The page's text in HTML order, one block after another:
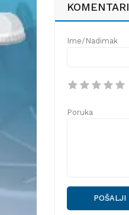
KOMENTARI
Ime/Nadimak
Poruka
POŠALJI